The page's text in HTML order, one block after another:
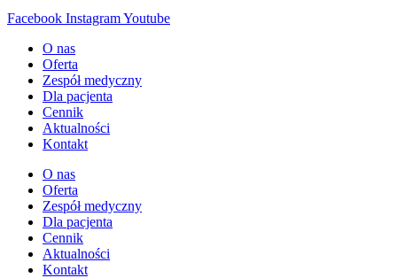
Facebook InstagramYoutube
O nas
Oferta
Zespół medyczny
Dla pacjenta
Cennik
Aktualności
Kontakt
O nas
Oferta
Zespół medyczny
Dla pacjenta
Cennik
Aktualności
Kontakt